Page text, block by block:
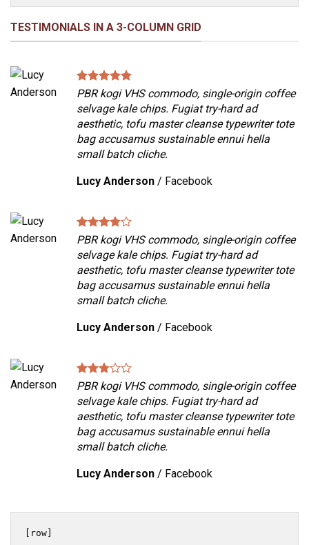
TESTIMONIALS IN A 3-COLUMN GRID
PBR kogi VHS commodo, single-origin coffee
selvage kale chips. Fugiat try-hard ad
aesthetic, tofu master cleanse typewriter tote
bag accusamus sustainable ennui hella
small batch cliche.
Lucy Anderson / Facebook
PBR kogi VHS commodo, single-origin coffee
selvage kale chips. Fugiat try-hard ad
aesthetic, tofu master cleanse typewriter tote
bag accusamus sustainable ennui hella
small batch cliche.
Lucy Anderson / Facebook
PBR kogi VHS commodo, single-origin coffee
selvage kale chips. Fugiat try-hard ad
aesthetic, tofu master cleanse typewriter tote
bag accusamus sustainable ennui hella
small batch cliche.
Lucy Anderson / Facebook
[row]